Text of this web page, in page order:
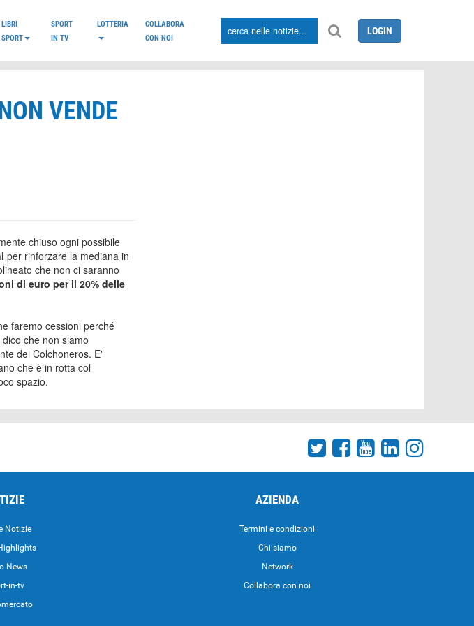
LIBRI
SPORT
SPORT
IN TV
LOTTERIA
COLLABORA
CON NOI
LOGIN
VENDE
chiuso ogni possibile
per rinforzare la mediana in
che non ci saranno
di euro per il 20% delle
faremo cessioni perché
che non siamo
dei Colchoneros. E'
che è in rotta col
spazio.
Notizie
News
in-tv
AZIENDA
Termini e condizioni
Chi siamo
Network
Collabora con noi